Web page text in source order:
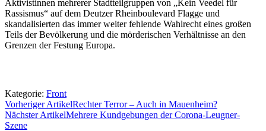
Aktivistinnen mehrerer Stadtteilgruppen von „Kein Veedel für
Rassismus“ auf dem Deutzer Rheinboulevard Flagge und
skandalisierten das immer weiter fehlende Wahlrecht eines großen
Teils der Bevölkerung und die mörderischen Verhältnisse an den
Grenzen der Festung Europa.
Kategorie: Front
Vorheriger ArtikelRechter Terror – Auch in Mauenheim?
Nächster ArtikelMehrere Kundgebungen der Corona-Leugner-
Szene